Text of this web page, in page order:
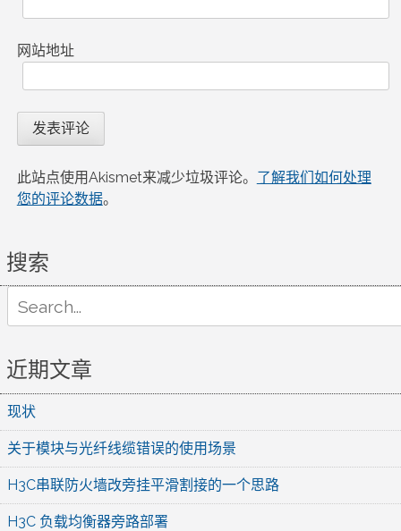
网站地址
此站点使用Akismet来减少垃圾评论。 了解我们如何处理
您的评论数据。
搜索
for:
近期文章
现状
关于模块与光纤线缆错误的使用场景
H3C串联防火墙改旁挂平滑割接的一个思路
H3C 负载均衡器旁路部署